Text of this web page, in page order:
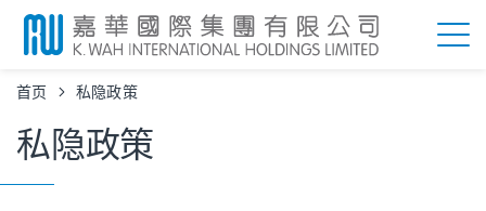
首页 私隐政策
私隐政策